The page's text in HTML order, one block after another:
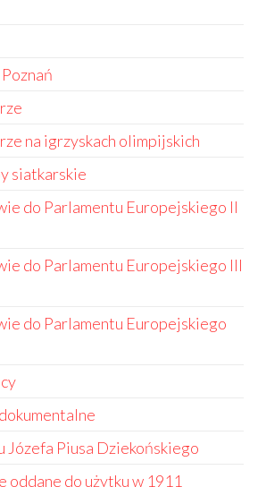
na igrzyskach olimpijskich
siatkarskie
do Parlamentu Europejskiego II
do Parlamentu Europejskiego III
do Parlamentu Europejskiego
Józefa Piusa Dziekońskiego
oddane do użytku w 1911